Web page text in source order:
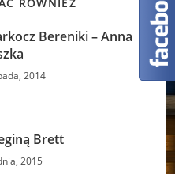
Bereniki – Anna
2014
Brett
2015